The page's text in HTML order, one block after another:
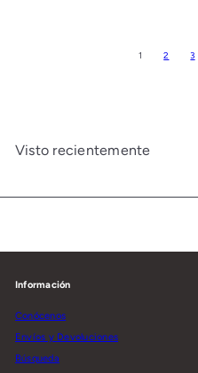
1 2 3
Visto recientemente
Información
Conócenos
Envíos y Devoluciones
Búsqueda